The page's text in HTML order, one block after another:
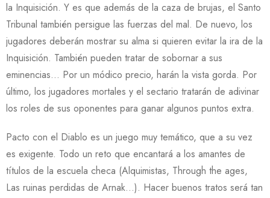
la Inquisición. Y es que además de la caza de brujas, el Santo
Tribunal también persigue las fuerzas del mal. De nuevo, los
jugadores deberán mostrar su alma si quieren evitar la ira de la
Inquisición. También pueden tratar de sobornar a sus
eminencias… Por un módico precio, harán la vista gorda. Por
último, los jugadores mortales y el sectario tratarán de adivinar
los roles de sus oponentes para ganar algunos puntos extra.
Pacto con el Diablo es un juego muy temático, que a su vez
es exigente. Todo un reto que encantará a los amantes de
títulos de la escuela checa (Alquimistas, Through the ages,
Las ruinas perdidas de Arnak…). Hacer buenos tratos será tan